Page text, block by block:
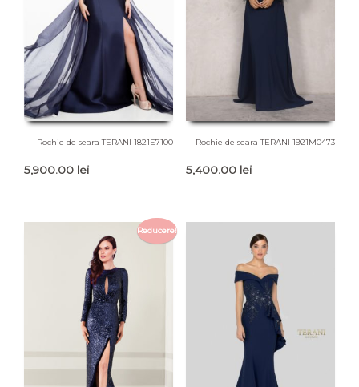
Rochie de seara TERANI 1821E7100
5,900.00 lei
Rochie de seara TERANI 1921M0473
5,400.00 lei
Reducere!